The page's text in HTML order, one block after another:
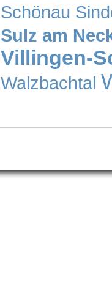
Schönau
Sulz am
Villingen-
Walzbachtal